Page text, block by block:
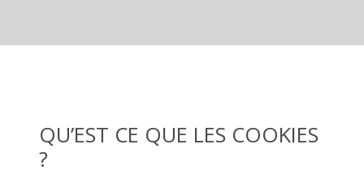
QU’EST CE QUE LES COOKIES
?